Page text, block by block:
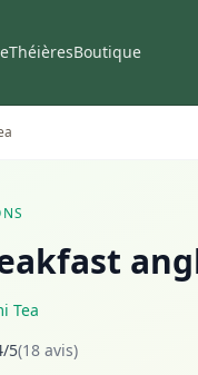
ThéièresBoutique
Tea
5(18 avis)